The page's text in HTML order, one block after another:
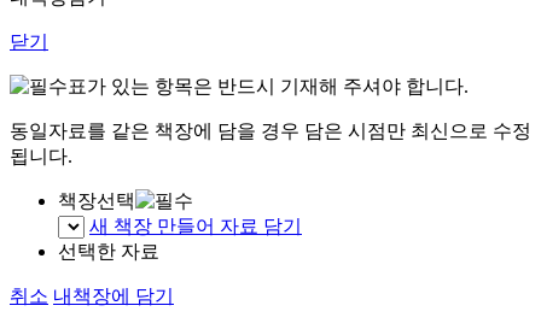
닫기
표가 있는 항목은 반드시 기재해 주셔야 합니다.
동일자료를 같은 책장에 담을 경우 담은 시점만 최신으로 수정
됩니다.
책장선택
새 책장 만들어 자료 담기
선택한 자료
취소 내책장에 담기